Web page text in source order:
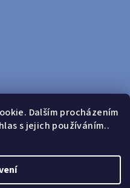
Dalším procházením
s jejich používáním..
od 599 Kč